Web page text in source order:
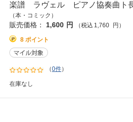
楽譜 ラヴェル ピアノ協奏曲ト
（本・コミック）
販売価格： 1,600 円 （税込 1,760 円 ）
8 ポイント
（0件）
在庫なし